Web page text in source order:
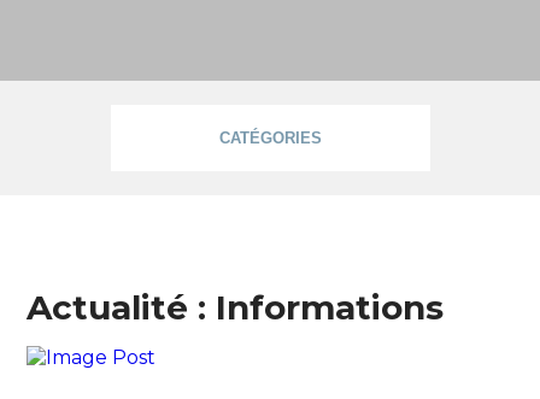
CATÉGORIES
Actualité : Informations